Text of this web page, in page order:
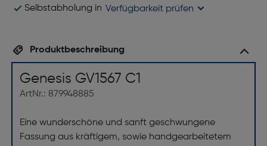
Selbstabholung in Verfügbarkeit prüfen
Produktbeschreibung
Genesis GV1567 C1
ArtNr.: 879948885
Eine wunderschöne und sanft geschwungene
Fassung aus kräftigem, sowie handgearbeitetem